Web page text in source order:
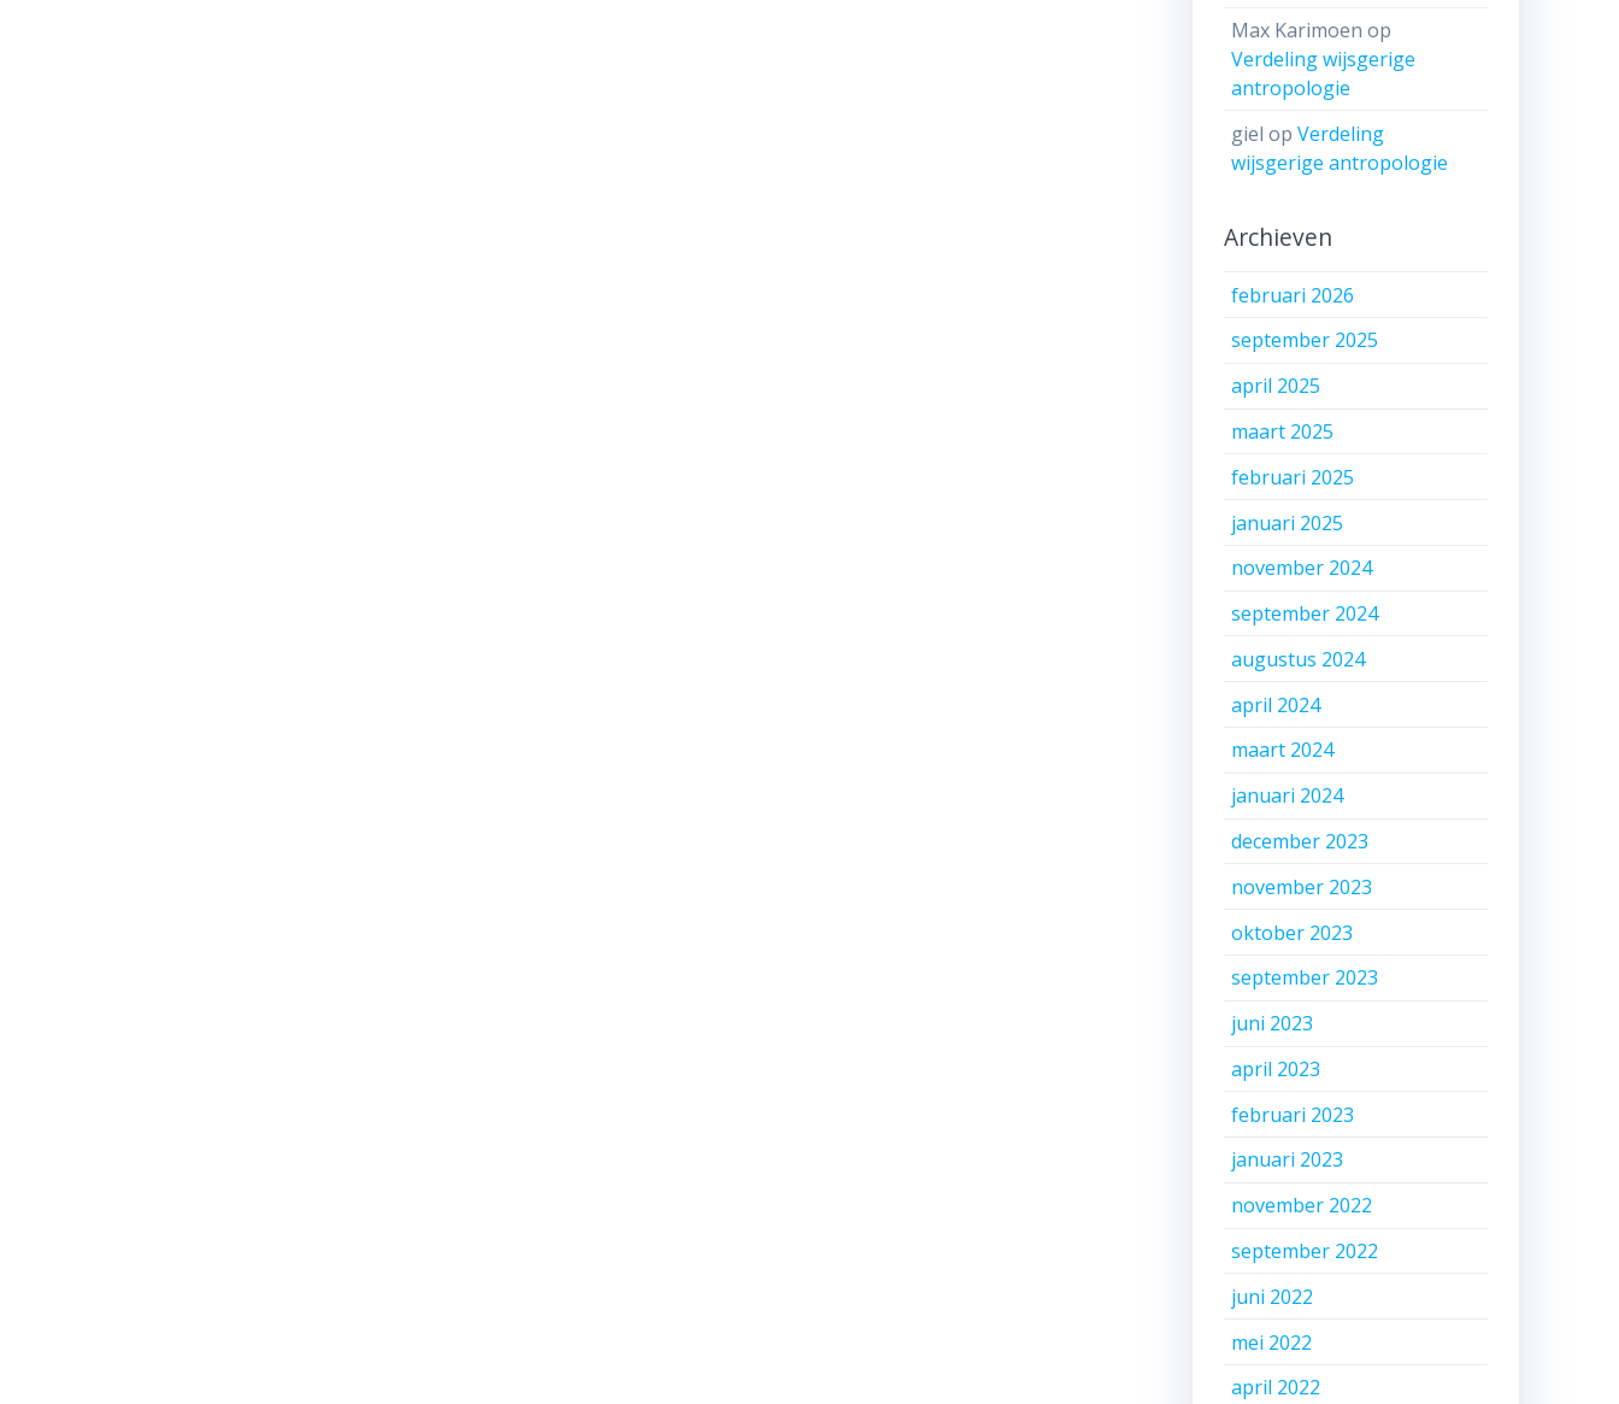
Max Karimoen op
Verdeling wijsgerige
antropologie
giel opVerdeling
wijsgerige antropologie
Archieven
februari 2026
september 2025
april 2025
maart 2025
februari 2025
januari 2025
november 2024
september 2024
augustus 2024
april 2024
maart 2024
januari 2024
december 2023
november 2023
oktober 2023
september 2023
juni 2023
april 2023
februari 2023
januari 2023
november 2022
september 2022
juni 2022
mei 2022
april 2022